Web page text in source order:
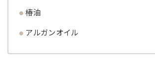
椿油
アルガンオイル